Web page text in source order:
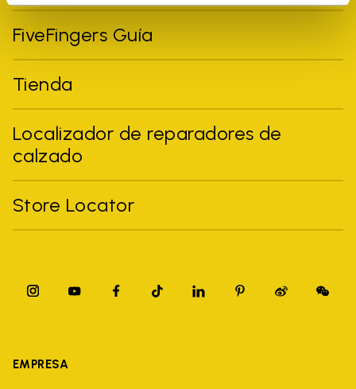
FiveFingers Guía
Tienda
Localizador de reparadores de
calzado
Store Locator
EMPRESA